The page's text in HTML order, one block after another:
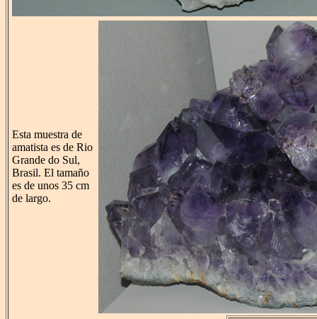
Esta muestra de
amatista es de Rio
Grande do Sul,
Brasil. El tamaño
es de unos 35 cm
de largo.